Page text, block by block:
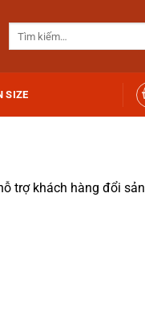
SIZE
trợ khách hàng đổi sản